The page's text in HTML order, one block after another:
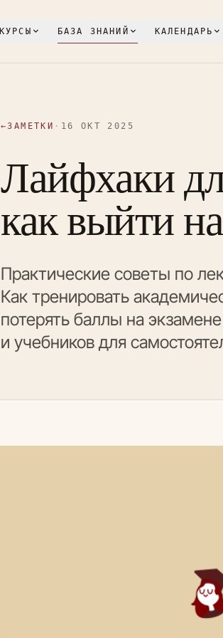
КУРСЫ БАЗА ЗНАНИЙ КАЛЕНДАРЬ
←ЗАМЕТКИ · 16 ОКТ 2025
Лайфхаки
как выйти
Практические советы по
Как тренировать
потерять баллы на
и учебников для